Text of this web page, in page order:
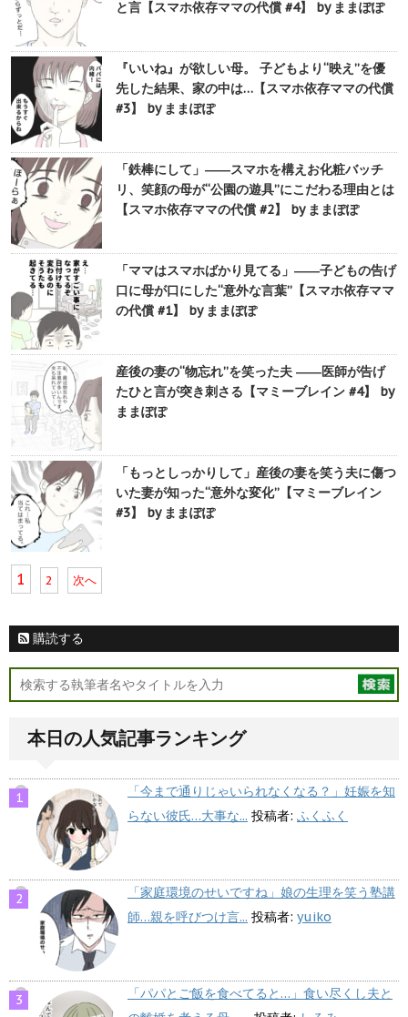
と言【スマホ依存ママの代償 #4】 by ままぽぽ
『いいね』が欲しい母。 子どもより“映え”を優
先した結果、家の中は…【スマホ依存ママの代償
#3】 by ままぽぽ
「鉄棒にして」――スマホを構えお化粧バッチ
リ、笑顔の母が“公園の遊具”にこだわる理由とは
【スマホ依存ママの代償 #2】 by ままぽぽ
「ママはスマホばかり見てる」――子どもの告げ
口に母が口にした“意外な言葉”【スマホ依存ママ
の代償 #1】 by ままぽぽ
産後の妻の“物忘れ”を笑った夫 ――医師が告げ
たひと言が突き刺さる【マミーブレイン #4】 by
ままぽぽ
「もっとしっかりして」産後の妻を笑う夫に傷つ
いた妻が知った“意外な変化”【マミーブレイン
#3】 by ままぽぽ
1 2 次へ
購読する
本日の人気記事ランキング
「今まで通りじゃいられなくなる？」妊娠を知
らない彼氏…大事な... 投稿者: ふくふく
「家庭環境のせいですね」娘の生理を笑う塾講
師…親を呼びつけ言... 投稿者: yuiko
「パパとご飯を食べてると…」食い尽くし夫と